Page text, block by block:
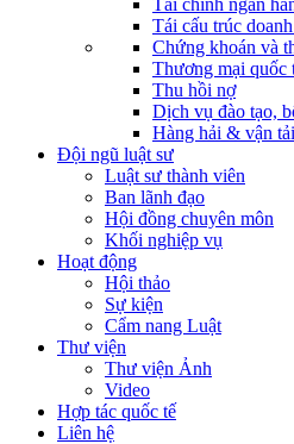
Tài chính ngân
Tái cấu trúc
Chứng khoán và
Thương mại quốc
Thu hồi nợ
Dịch vụ đào tạo,
Hàng hải & vận
Đội ngũ luật sư
Luật sư thành viên
Ban lãnh đạo
Hội đồng chuyên môn
Khối nghiệp vụ
Hoạt động
Hội thảo
Sự kiện
Cẩm nang Luật
Thư viện
Thư viện Ảnh
Video
Hợp tác quốc tế
Liên hệ